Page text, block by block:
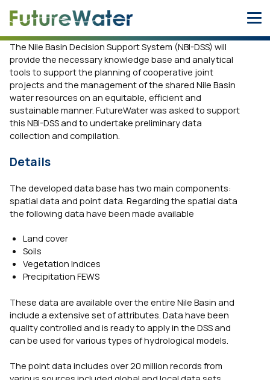
The Nile Basin Decision Support System (NBI-DSS) will
provide the necessary knowledge base and analytical
tools to support the planning of cooperative joint
projects and the management of the shared Nile Basin
water resources on an equitable, efficient and
sustainable manner. FutureWater was asked to support
this NBI-DSS and to undertake preliminary data
collection and compilation.
Details
The developed data base has two main components:
spatial data and point data. Regarding the spatial data
the following data have been made available
Land cover
Soils
Vegetation Indices
Precipitation FEWS
These data are available over the entire Nile Basin and
include a extensive set of attributes. Data have been
quality controlled and is ready to apply in the DSS and
can be used for various types of hydrological models.
The point data includes over 20 million records from